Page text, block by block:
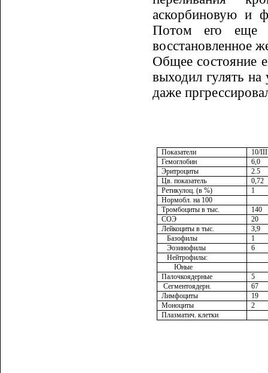
аскорбиновую и
Потом его еще
восстановленное
Общее состояние
выходил гулять
даже
Показатели 10/III
Гемоглобин
6,0
Эритроциты
2.5
Цв. показатель
0,72
Ретикулоц. (в %)
1
Нормобл. на 100
Тромбоциты в тыс.
140
СОЭ
20
Лейкоциты в тыс.
3,9
Базофилы
1
Эозинофилы
6
Нейтрофилы:
Юные
Палочкоядерные
5
Сегментоядерн.
67
Лимфоциты
19
Моноциты
2
Плазматич. клетки